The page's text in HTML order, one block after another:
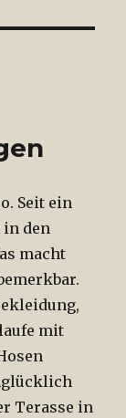
Seit ein
in den
macht
mit
Terasse in